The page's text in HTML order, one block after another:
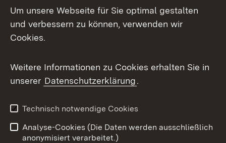
Facebook
X / Twitter
Youtube
Impressum
Kontakt
Um unsere Webseite für Sie optimal gestalten
und verbessern zu können, verwenden wir
Cookies.
Weitere Informationen zu Cookies erhalten Sie in
unserer Datenschutzerklärung.
Technisch notwendige Cookies
Analyse-Cookies (Die Daten werden ausschließlich
anonymisiert verarbeitet.)